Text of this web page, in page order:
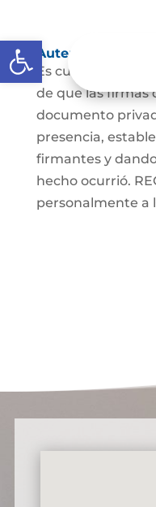
Abrir barra de
Autenticaciones
Es cuando el
de que las firmas
documento
presencia,
firmantes y
hecho ocurrió.
personalmente a